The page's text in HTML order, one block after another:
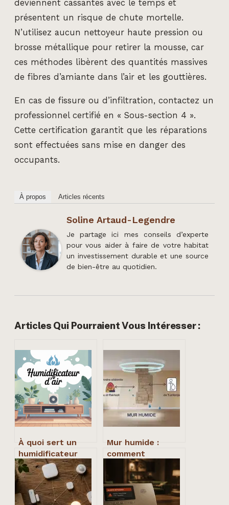
deviennent cassantes avec le temps et
présentent un risque de chute mortelle.
N’utilisez aucun nettoyeur haute pression ou
brosse métallique pour retirer la mousse, car
ces méthodes libèrent des quantités massives
de fibres d’amiante dans l’air et les gouttières.
En cas de fissure ou d’infiltration, contactez un
professionnel certifié en « Sous-section 4 ».
Cette certification garantit que les réparations
sont effectuées sans mise en danger des
occupants.
À propos Articles récents
Soline Artaud-Legendre
Je partage ici mes conseils d’experte
pour vous aider à faire de votre habitat
un investissement durable et une source
de bien-être au quotidien.
Articles Qui Pourraient Vous Intéresser :
À quoi sert un
humidificateur
d’air : bienfaits,
usages et limites
Mur humide :
comment
identifier les
causes et stopper
les dégradations
structurelles